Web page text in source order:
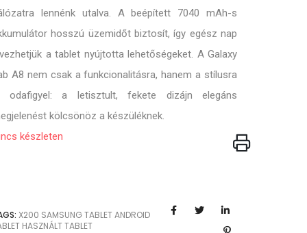
lennénk utalva. A beépített 7040 mAh-s
hosszú üzemidőt biztosít, így egész nap
a tablet nyújtotta lehetőségeket. A Galaxy
A8 nem csak a funkcionalitásra, hanem a stílusra
odafigyel: a letisztult, fekete dizájn elegáns
kölcsönöz a készüléknek.
készleten
X200 SAMSUNG TABLETANDROID
HASZNÁLT TABLET